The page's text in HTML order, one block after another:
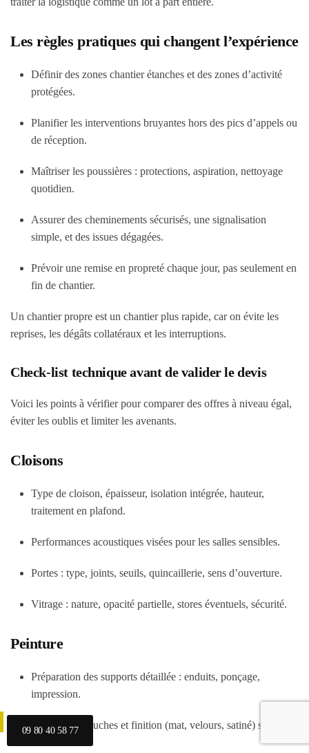
Les règles pratiques qui changent l’expérience
Définir des zones chantier étanches et des zones d’activité
protégées.
Planifier les interventions bruyantes hors des pics d’appels ou
de réception.
Maîtriser les poussières : protections, aspiration, nettoyage
quotidien.
Assurer des cheminements sécurisés, une signalisation
simple, et des issues dégagées.
Prévoir une remise en propreté chaque jour, pas seulement en
fin de chantier.
Un chantier propre est un chantier plus rapide, car on évite les
reprises, les dégâts collatéraux et les interruptions.
Check-list technique avant de valider le devis
Voici les points à vérifier pour comparer des offres à niveau égal,
éviter les oublis et limiter les avenants.
Cloisons
Type de cloison, épaisseur, isolation intégrée, hauteur,
traitement en plafond.
Performances acoustiques visées pour les salles sensibles.
Portes : type, joints, seuils, quincaillerie, sens d’ouverture.
Vitrage : nature, opacité partielle, stores éventuels, sécurité.
Peinture
Préparation des supports détaillée : enduits, ponçage,
impression.
Nombre de couches et finition (mat, velours, satiné) selon
09 80 40 58 77